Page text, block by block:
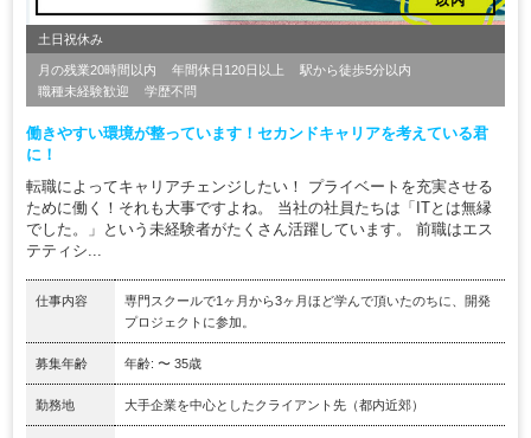
土日祝休み
月の残業20時間以内 年間休日120日以上
駅から徒歩5分以内
職種未経験歓迎
学歴不問
働きやすい環境が整っています！セカンドキャリアを考えている君
に！
転職によってキャリアチェンジしたい！ プライベートを充実させる
ために働く！それも大事ですよね。 当社の社員たちは「ITとは無縁
でした。」という未経験者がたくさん活躍しています。 前職はエス
テティシ...
仕事内容
専門スクールで1ヶ月から3ヶ月ほど学んで頂いたのちに、開発
プロジェクトに参加。
募集年齢 年齢: 〜 35歳
勤務地 大手企業を中心としたクライアント先（都内近郊）